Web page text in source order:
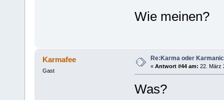
Wie meinen?
Karmafee
Gast
Re:Karma oder
« Antwort #44 am: 22. März
Was?